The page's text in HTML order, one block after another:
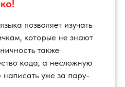
позволяет изучать
которые не знают
также
кода, а несложную
уже за пару-